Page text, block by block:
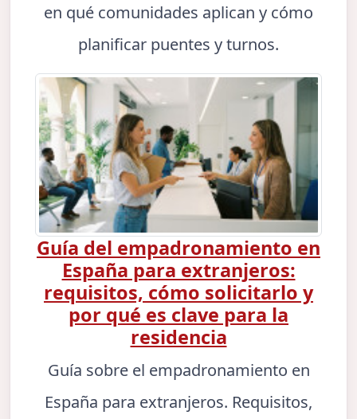
en qué comunidades aplican y cómo
planificar puentes y turnos.
Guía del empadronamiento en
España para extranjeros:
requisitos, cómo solicitarlo y
por qué es clave para la
residencia
Guía sobre el empadronamiento en
España para extranjeros. Requisitos,